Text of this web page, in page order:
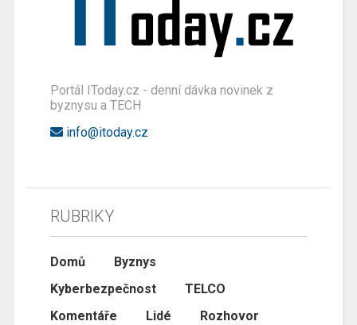
Portál IToday.cz - denní dávka novinek z
byznysu a TECH
info@itoday.cz
RUBRIKY
Domů
Byznys
Kyberbezpečnost
TELCO
Komentáře
Lidé Rozhovor